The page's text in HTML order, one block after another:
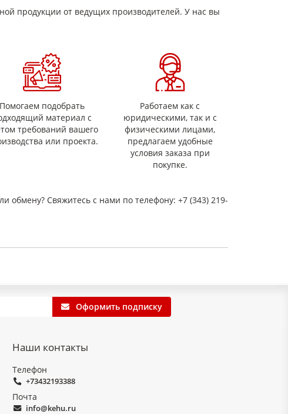
продукции от ведущих производителей. У нас вы
Помогаем подобрать
материал с
требований вашего
или проекта.
Работаем как с
юридическими, так и с
физическими лицами,
предлагаем удобные
условия заказа при
покупке.
обмену? Свяжитесь с нами по телефону: +7 (343) 219-
Оформить подписку
Наши контакты
Телефон
+73432193388
Почта
info@kehu.ru